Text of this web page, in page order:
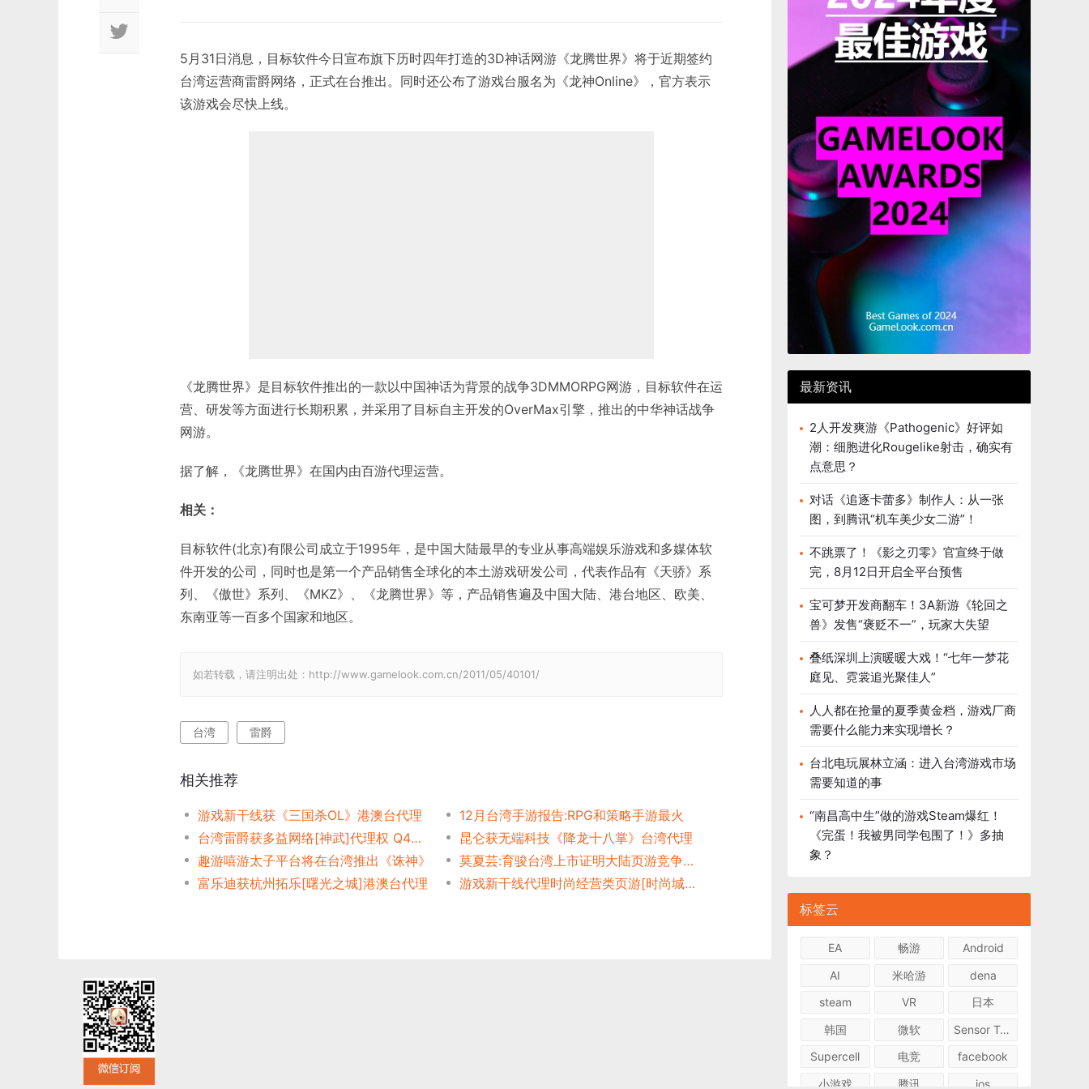
5月31日消息，目标软件今日宣布旗下历时四年打造的3D神话网游《龙腾世界》将于近期签约
台湾运营商雷爵网络，正式在台推出。同时还公布了游戏台服名为《龙神Online》，官方表示
该游戏会尽快上线。
《龙腾世界》是目标软件推出的一款以中国神话为背景的战争3DMMORPG网游，目标软件在运
营、研发等方面进行长期积累，并采用了目标自主开发的OverMax引擎，推出的中华神话战争
网游。
据了解，《龙腾世界》在国内由百游代理运营。
相关：
目标软件(北京)有限公司成立于1995年，是中国大陆最早的专业从事高端娱乐游戏和多媒体软
件开发的公司，同时也是第一个产品销售全球化的本土游戏研发公司，代表作品有《天骄》系
列、《傲世》系列、《MKZ》、《龙腾世界》等，产品销售遍及中国大陆、港台地区、欧美、
东南亚等一百多个国家和地区。
如若转载，请注明出处：http://www.gamelook.com.cn/2011/05/40101/
台湾 雷爵
相关推荐
游戏新干线获《三国杀OL》港澳台代理
12月台湾手游报告:RPG和策略手游最火
台湾雷爵获多益网络[神武]代理权 Q4推出
昆仑获无端科技《降龙十八掌》台湾代理
趣游嘻游太子平台将在台湾推出《诛神》
莫夏芸:育骏台湾上市证明大陆页游竞争力
富乐迪获杭州拓乐[曙光之城]港澳台代理
游戏新干线代理时尚经营类页游[时尚城市]
最新资讯
2人开发爽游《Pathogenic》好评如
潮：细胞进化Rougelike射击，确实有
点意思？
对话《追逐卡蕾多》制作人：从一张
图，到腾讯“机车美少女二游”！
不跳票了！《影之刃零》官宣终于做
完，8月12日开启全平台预售
宝可梦开发商翻车！3A新游《轮回之
兽》发售“褒贬不一”，玩家大失望
叠纸深圳上演暖暖大戏！“七年一梦花
庭见、霓裳追光聚佳人”
人人都在抢量的夏季黄金档，游戏厂商
需要什么能力来实现增长？
台北电玩展林立涵：进入台湾游戏市场
需要知道的事
“南昌高中生”做的游戏Steam爆红！
《完蛋！我被男同学包围了！》多抽
象？
标签云
EA 畅游
Android
AI
米哈游
dena
steam
VR
日本
韩国
微软
Sensor Tower
Supercell
电竞
facebook
小游戏
腾讯 ios